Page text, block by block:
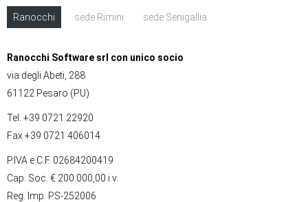
Ranocchi sede Rimini sede Senigallia
Ranocchi Software srl con unico socio
via degli Abeti, 288
61122 Pesaro (PU)
Tel. +39 0721 22920
Fax +39 0721 406014
P.IVA e C.F. 02684200419
Cap. Soc. € 200.000,00 i.v.
Reg. Imp. PS-252006